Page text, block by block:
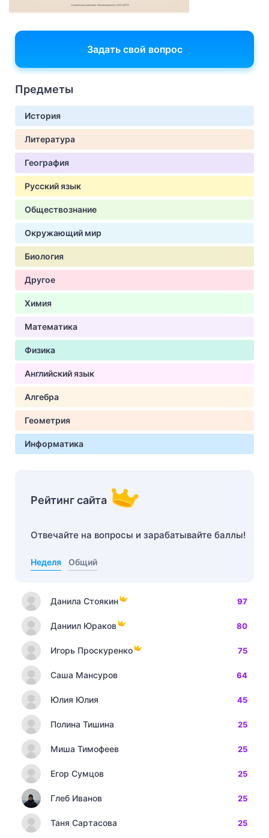
Задать свой вопрос
Предметы
История
Литература
География
Русский язык
Обществознание
Окружающий мир
Биология
Другое
Химия
Математика
Физика
Английский язык
Алгебра
Геометрия
Информатика
Рейтинг сайта
Отвечайте на вопросы и зарабатывайте баллы!
Неделя Общий
Данила Стоякин 97
Даниил Юраков 80
Игорь Проскуренко 75
Саша Мансуров 64
Юлия Юлия 45
Полина Тишина 25
Миша Тимофеев 25
Егор Сумцов 25
Глеб Иванов 25
Таня Сартасова 25